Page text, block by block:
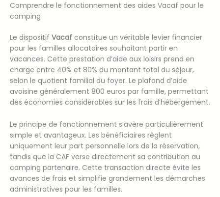
Comprendre le fonctionnement des aides Vacaf pour le
camping
Le dispositif Vacaf constitue un véritable levier financier
pour les familles allocataires souhaitant partir en
vacances. Cette prestation d’aide aux loisirs prend en
charge entre 40% et 80% du montant total du séjour,
selon le quotient familial du foyer. Le plafond d’aide
avoisine généralement 800 euros par famille, permettant
des économies considérables sur les frais d’hébergement.
Le principe de fonctionnement s’avère particulièrement
simple et avantageux. Les bénéficiaires règlent
uniquement leur part personnelle lors de la réservation,
tandis que la CAF verse directement sa contribution au
camping partenaire. Cette transaction directe évite les
avances de frais et simplifie grandement les démarches
administratives pour les familles.